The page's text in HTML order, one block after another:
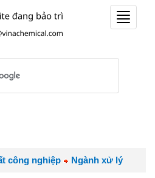
Toggle
công nghiệp
Ngành xử lý